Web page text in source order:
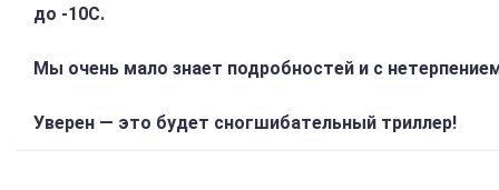
до -10С.
Мы очень мало знает подробностей и с
Уверен — это будет сногшибательный триллер!